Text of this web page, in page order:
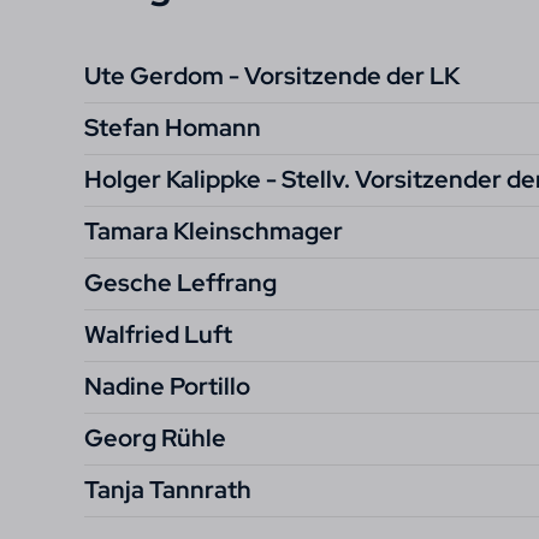
Ute Gerdom - Vorsitzende der LK
Stefan Homann
Holger Kalippke - Stellv. Vorsitzender
Tamara Kleinschmager
Gesche Leffrang
Walfried Luft
Nadine Portillo
Georg Rühle
Tanja Tannrath